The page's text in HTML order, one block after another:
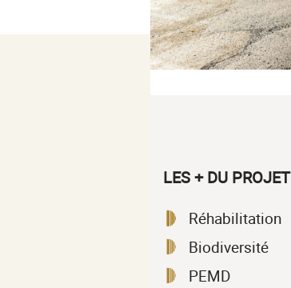
LES + DU PROJET
Réhabilitation
Biodiversité
PEMD